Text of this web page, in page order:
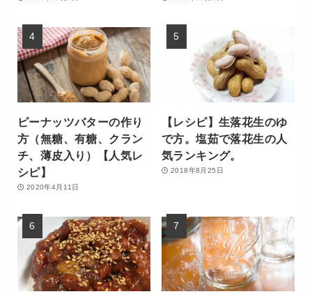
ピーナッツバターの作り
方（無糖、有糖、クラン
チ、薄皮入り）【人気レ
シピ】
2020年4月11日
【レシピ】生落花生のゆ
で方。塩茹で落花生の人
気ランキング。
2018年8月25日